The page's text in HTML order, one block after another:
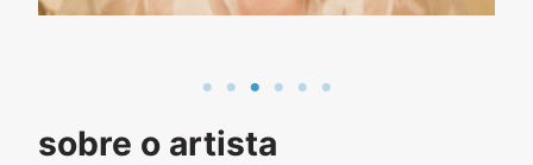
sobre o artista